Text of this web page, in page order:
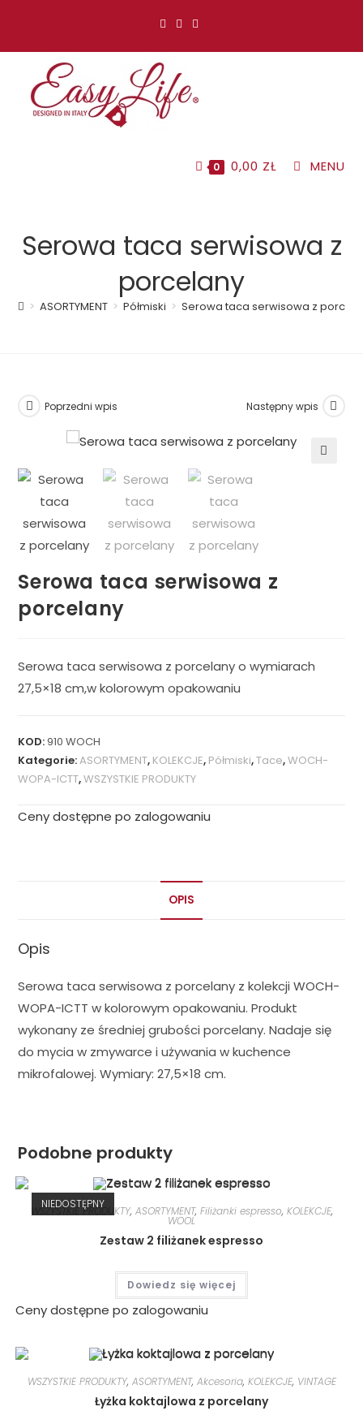
0 0,00 ZŁ MENU
Serowa taca serwisowa z
porcelany
> ASORTYMENT > Półmiski > Serowa taca serwisowa z
Poprzedni wpis Następny wpis
Serowa taca serwisowa z
porcelany
Serowa taca serwisowa z porcelany o wymiarach
27,5×18 cm,w kolorowym opakowaniu
KOD:910 WOCH
Kategorie:ASORTYMENT, KOLEKCJE, Półmiski,Tace,WOCH-
WOPA-ICTT,WSZYSTKIE PRODUKTY
Ceny dostępne po zalogowaniu
OPIS
Opis
Serowa taca serwisowa z porcelany z kolekcji WOCH-
WOPA-ICTT w kolorowym opakowaniu. Produkt
wykonany ze średniej grubości porcelany. Nadaje się
do mycia w zmywarce i używania w kuchence
mikrofalowej. Wymiary: 27,5×18 cm.
Podobne produkty
NIEDOSTĘPNY
WSZYSTKIE PRODUKTY, ASORTYMENT, Filiżanki espresso, KOLEKCJE,
WOOL
Zestaw 2 filiżanek espresso
Dowiedz się więcej
Ceny dostępne po zalogowaniu
WSZYSTKIE PRODUKTY, ASORTYMENT, Akcesoria, KOLEKCJE, VINTAGE
Łyżka koktajlowa z porcelany